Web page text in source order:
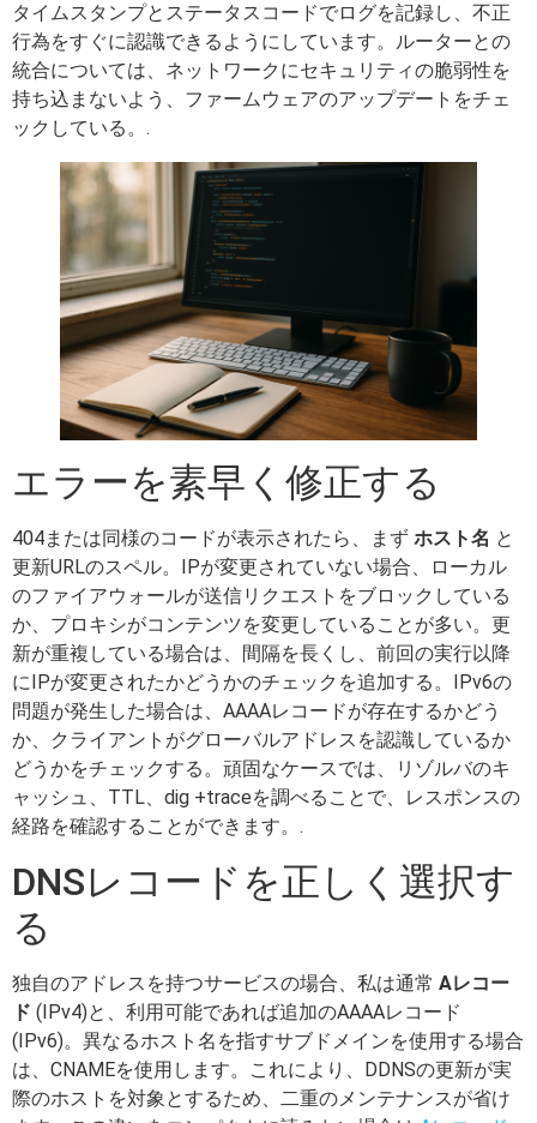
タイムスタンプとステータスコードでログを記録し、不正
行為をすぐに認識できるようにしています。ルーターとの
統合については、ネットワークにセキュリティの脆弱性を
持ち込まないよう、ファームウェアのアップデートをチェ
ックしている。.
エラーを素早く修正する
404または同様のコードが表示されたら、まず ホスト名 と
更新URLのスペル。IPが変更されていない場合、ローカル
のファイアウォールが送信リクエストをブロックしている
か、プロキシがコンテンツを変更していることが多い。更
新が重複している場合は、間隔を長くし、前回の実行以降
にIPが変更されたかどうかのチェックを追加する。IPv6の
問題が発生した場合は、AAAAレコードが存在するかどう
か、クライアントがグローバルアドレスを認識しているか
どうかをチェックする。頑固なケースでは、リゾルバのキ
ャッシュ、TTL、dig +traceを調べることで、レスポンスの
経路を確認することができます。.
DNSレコードを正しく選択す
る
独自のアドレスを持つサービスの場合、私は通常 Aレコー
ド (IPv4)と、利用可能であれば追加のAAAAレコード
(IPv6)。異なるホスト名を指すサブドメインを使用する場合
は、CNAMEを使用します。これにより、DDNSの更新が実
際のホストを対象とするため、二重のメンテナンスが省け